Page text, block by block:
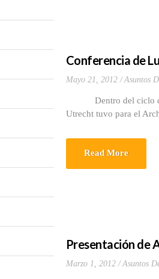
Conferencia de
Mayo 21, 2012 Asuntos
Dentro del ciclo
Utrecht tuvo para el
Read More
Presentación de
Marzo 1, 2012 Asuntos